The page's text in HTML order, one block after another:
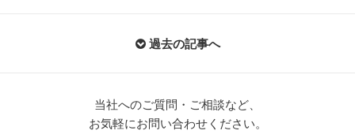
過去の記事へ
当社へのご質問・ご相談など、
お気軽にお問い合わせください。